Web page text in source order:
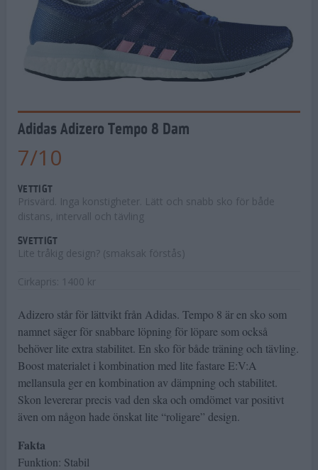
Adidas Adizero Tempo 8 Dam
7/10
VETTIGT
Prisvärd. Inga konstigheter. Lätt och snabb sko för både
distans, intervall och tävling
SVETTIGT
Lite tråkig design? (smaksak förstås)
Cirkapris: 1400 kr
Adizero står för lättvikt från Adidas. Tempo 8 är en sko som
namnet säger för snabbare löpning för löpare som också
behöver lite extra stabilitet. En sko för både träning och tävling.
Boost materialet i kombination med lite fastare E:V:A
mellansula ger en kombination av dämpning och stabilitet.
Skon levererar precis vad den ska och omdömet var positivt
även om någon hade önskat lite “roligare” design.
Fakta
Funktion: Stabil